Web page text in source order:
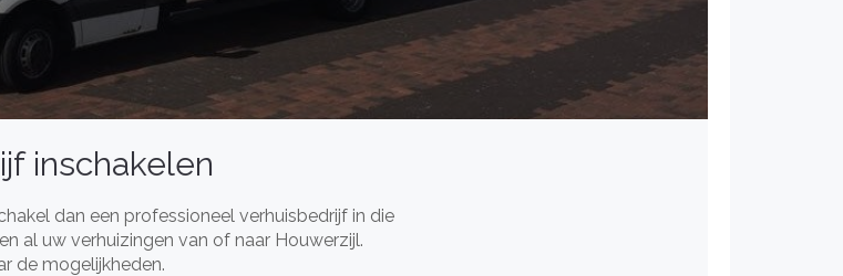
inschakelen
dan een professioneel verhuisbedrijf in die
al uw verhuizingen van of naar Houwerzijl.
de mogelijkheden.